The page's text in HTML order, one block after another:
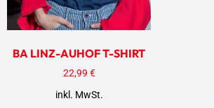
BA LINZ-AUHOF T-SHIRT
22,99 €
inkl. MwSt.